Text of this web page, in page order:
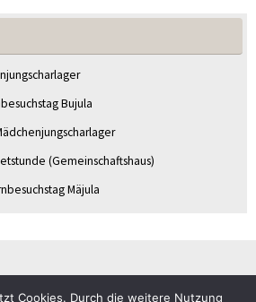
Bujula
(Gemeinschaftshaus)
Mäjula
Cookies. Durch die weitere Nutzung